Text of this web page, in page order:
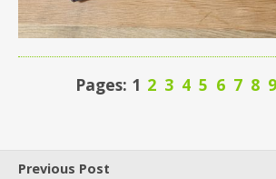
Pages: 1 2 3 4 5 6 7 8 9
Previous Post